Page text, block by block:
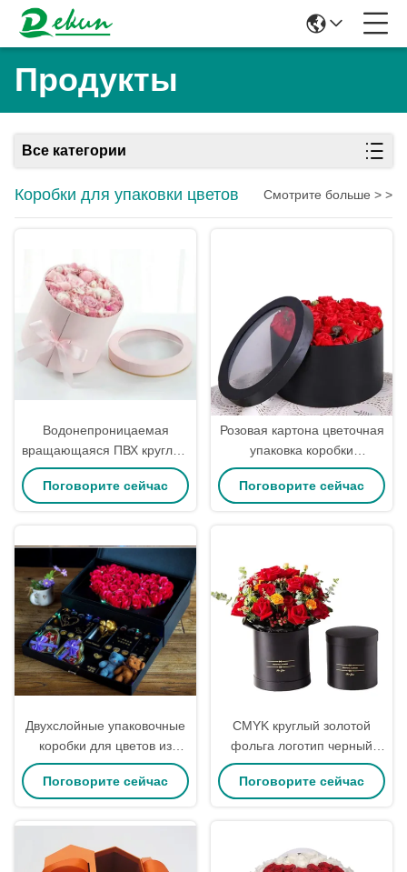
Продукты
Все категории
Коробки для упаковки цветов Смотрите больше > >
Водонепроницаемая
вращающаяся ПВХ круглые
цветочные упаковки
коробки Вечная роза
Поговорите сейчас
Розовая картона цветочная
упаковка коробки
индивидуальные
промышленные подарки
Поговорите сейчас
Двухслойные упаковочные
коробки для цветов из
картона, коробка для
букетов флориста,
изделий, подарков,
персонализированные
Поговорите сейчас
CMYK круглый золотой
фольга логотип черный
цветочный шляпа коробка
ручной работы для
Поговорите сейчас